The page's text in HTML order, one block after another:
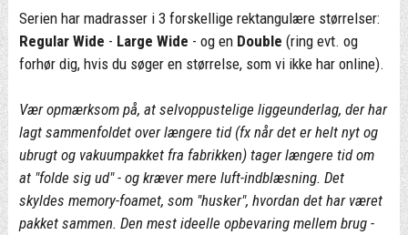
Serien har madrasser i 3 forskellige rektangulære størrelser:
Regular Wide - Large Wide - og en Double (ring evt. og
forhør dig, hvis du søger en størrelse, som vi ikke har online).
Vær opmærksom på, at selvoppustelige liggeunderlag, der har
lagt sammenfoldet over længere tid (fx når det er helt nyt og
ubrugt og vakuumpakket fra fabrikken) tager længere tid om
at "folde sig ud" - og kræver mere luft-indblæsning. Det
skyldes memory-foamet, som "husker", hvordan det har været
pakket sammen. Den mest ideelle opbevaring mellem brug -